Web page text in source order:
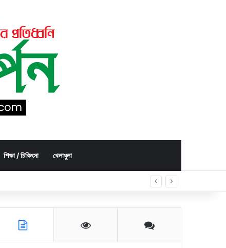
শিক্ষা / চিকিৎসা খেলাধুলা